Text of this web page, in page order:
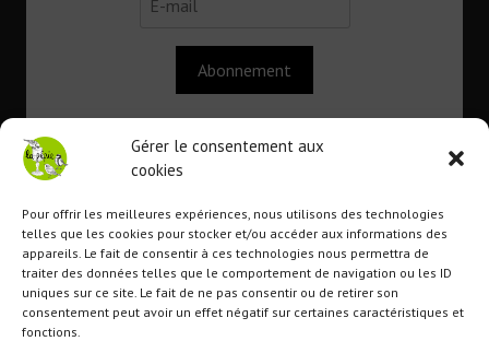
Gérer le consentement aux
cookies
Pour offrir les meilleures expériences, nous utilisons des technologies
telles que les cookies pour stocker et/ou accéder aux informations des
appareils. Le fait de consentir à ces technologies nous permettra de
traiter des données telles que le comportement de navigation ou les ID
uniques sur ce site. Le fait de ne pas consentir ou de retirer son
consentement peut avoir un effet négatif sur certaines caractéristiques et
fonctions.
Abonnement
Contact
Association La Pépie
1 route du lavoir
22110 Tremargat